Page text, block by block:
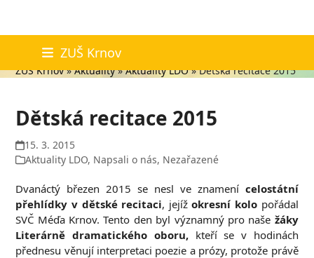
content
ZUŠ Krnov
Aktuality
ZUŠ Krnov»Aktuality»Aktuality LDO»Dětská recitace 2015
Dětská recitace 2015
15. 3. 2015
Aktuality LDO, Napsali o nás, Nezařazené
Dvanáctý březen 2015 se nesl ve znamení celostátní
přehlídky v dětské recitaci, jejížokresní kolo pořádal
SVČ Méďa Krnov. Tento den byl významný pro naše žáky
Literárně dramatického oboru,kteří se v hodinách
přednesu věnují interpretaci poezie a prózy, protože právě